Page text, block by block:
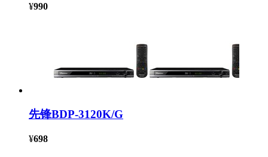
¥990
先锋BDP-3120K/G
¥698